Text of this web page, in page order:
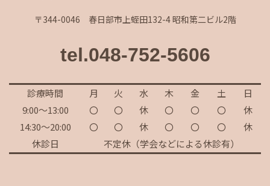
〒344-0046 春日部市上蛭田132-4 昭和第二ビル2階
tel.048-752-5606
診療時間 月 火 水 木 金 土
日
9:00～13:00
〇 〇 休 〇 〇 〇
休
14:30～20:00
〇 〇 休 〇 〇 〇
休
休診日
不定休（学会などによる休診有）